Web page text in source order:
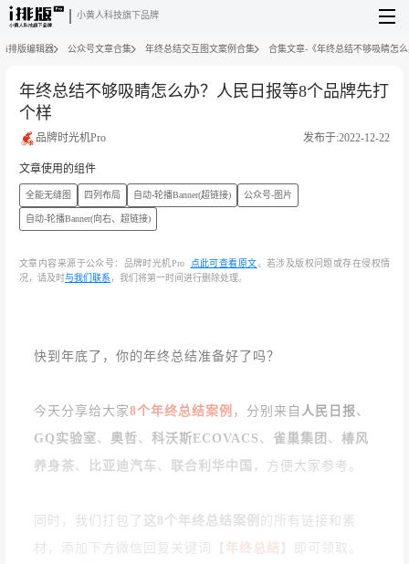
小黄人科技旗下品牌
i排版编辑器 公众号文章合集 年终总结交互图文案例合集 合集文章-《年终总结不够吸睛怎
年终总结不够吸睛怎么办？人民日报等8个品牌先打
个样
品牌时光机Pro 发布于:2022-12-22
文章使用的组件
全能无缝图 四列布局 自动-轮播Banner(超链接) 公众号-图片
自动-轮播Banner(向右、超链接)
文章内容来源于公众号：品牌时光机Pro 点此可查看原文。若涉及版权问题或存在侵权情
况，请及时与我们联系 ，我们将第一时间进行删除处理。
快到年底了，你的年终总结准备好了吗？
今天分享给大家8个年终总结案例 ，分别来自 人民日报、
GQ实验室、 奥哲、 科沃斯ECOVACS 、 雀巢集团 、 椿风
养身茶、 比亚迪汽车、 联合利华中国 ，方便大家参考 。
同时，我们打包了 这8个年终总结案例 的所有链接和素
材，添加下方微信回复关键词【 年终总结 】
即可领取。